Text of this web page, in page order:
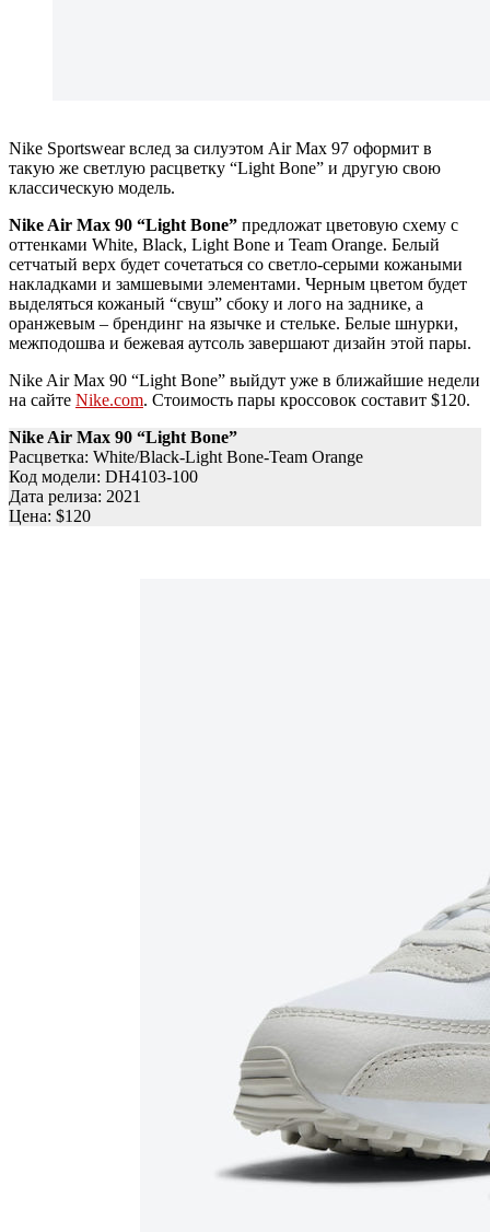
Nike Sportswear вслед за силуэтом Air Max 97 оформит в
такую же светлую расцветку “Light Bone” и другую свою
классическую модель.
Nike Air Max 90 “Light Bone” предложат цветовую схему с
оттенками White, Black, Light Bone и Team Orange. Белый
сетчатый верх будет сочетаться со светло-серыми кожаными
накладками и замшевыми элементами. Черным цветом будет
выделяться кожаный “свуш” сбоку и лого на заднике, а
оранжевым – брендинг на язычке и стельке. Белые шнурки,
межподошва и бежевая аутсоль завершают дизайн этой пары.
Nike Air Max 90 “Light Bone” выйдут уже в ближайшие недели
на сайте Nike.com. Стоимость пары кроссовок составит $120.
Nike Air Max 90 “Light Bone”
Расцветка: White/Black-Light Bone-Team Orange
Код модели: DH4103-100
Дата релиза: 2021
Цена: $120